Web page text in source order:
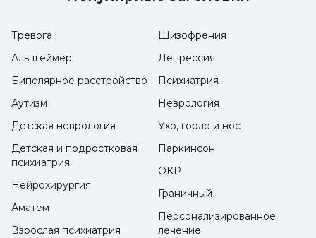
сексуальному ущербу из-за пола человека",
специалист по клинической психологии
Мераль Сарыкая говорит: "Физическое
насилие происходит, когда физическая
сила используется для контроля, унижения
и наказания женщин, психологическое -
когда используется эмоциональная сила,
сексуальное - когда используется
сексуальная сила, и экономическое - когда
превосходство устанавливается с помощью
Тревога
Альцгеймер
Биполярное расстройство
Аутизм
Детская неврология
Шизофрения
Депрессия
Психиатрия
Неврология
Ухо, горло и нос
Детская и подростковая
психиатрия
Нейрохирургия
Аматем
Взрослая психиатрия
Паркинсон
ОКР
Граничный
Персонализированное
лечение